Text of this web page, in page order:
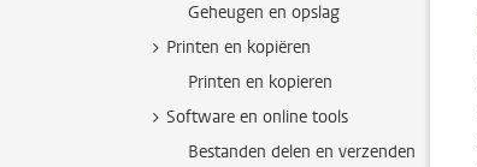
Geheugen en opslag
Printen en kopiëren
Printen en kopieren
Software en online tools
Bestanden delen en verzenden